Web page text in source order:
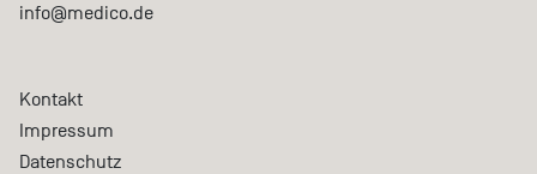
info@medico.de
Kontakt
Impressum
Datenschutz